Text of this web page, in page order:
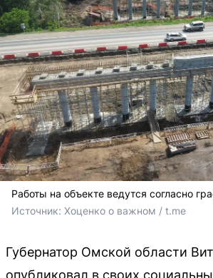
Работы на объекте ведутся согласно
Источник: Хоценко о важном / t.me
Губернатор Омской области
опубликовал в своих